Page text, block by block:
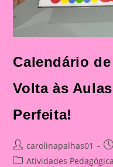
Calendário
Volta às
Perfeita!
Post
author:
carolinapalhas01
PostAtividades